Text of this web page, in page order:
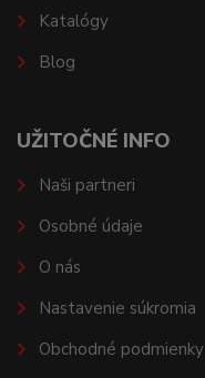
Katalógy
Blog
UŽITOČNÉ INFO
Naši partneri
Osobné údaje
O nás
Nastavenie súkromia
Obchodné podmienky